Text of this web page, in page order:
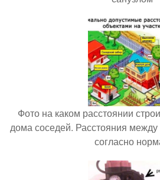
Фото на каком расстоянии
дома соседей. Расстояния между
согласно